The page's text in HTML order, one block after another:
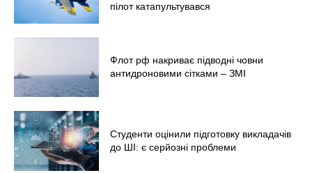
Меню
Київ
Україна
пілот катапультувався
Флот рф накриває підводні човни
антидроновими сітками – ЗМІ
Студенти оцінили підготовку викладачів
до ШІ: є серйозні проблеми